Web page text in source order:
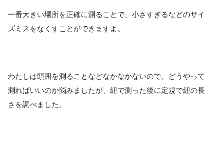
一番大きい場所を正確に測ることで、小さすぎるなどのサイ
ズミスをなくすことができますよ。
わたしは頭囲を測ることなどなかなかないので、どうやって
測ればいいのか悩みましたが、紐で測った後に定規で紐の長
さを調べました。